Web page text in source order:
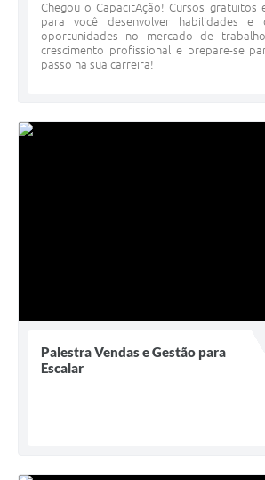
Chegou o CapacitAção! Cursos gratuitos
para você desenvolver habilidades e
oportunidades no mercado de
crescimento profissional e prepare-se
passo na sua carreira!
Palestra Vendas e Gestão para
Escalar